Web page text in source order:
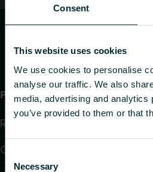
Consent
This website uses cookies
We use cookies to personalise
analyse our traffic. We also
media, advertising and
you’ve provided to them or that
Consent
Selection
Necessary
Produkter
Radiatorer
Golvvärme och golvkylning